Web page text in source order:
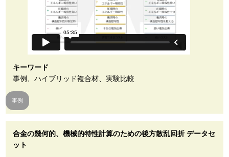
キーワード
事例、ハイブリッド複合材、実験比較
事例
合金の幾何的、機械的特性計算のための後方散乱回折 データセ
ット